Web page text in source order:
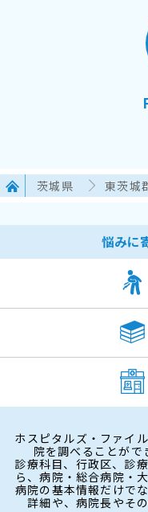
茨城県 東茨城
悩みに
ホスピタルズ・ファイ
院を調べることがで
診療科目、行政区、診
ら、病院・総合病院・
病院の基本情報だけで
詳細や、病院長やそ